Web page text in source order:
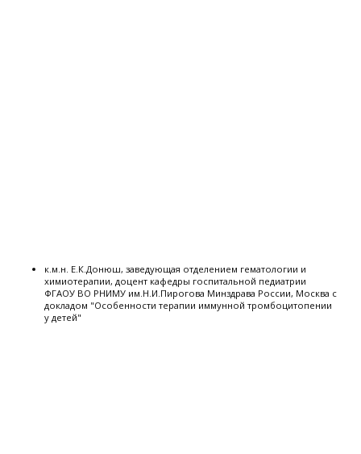
к.м.н. Е.К.Донюш, заведующая отделением гематологии и
химиотерапии, доцент кафедры госпитальной педиатрии
ФГАОУ ВО РНИМУ им.Н.И.Пирогова Минздрава России, Москва с
докладом "Особенности терапии иммунной тромбоцитопении
у детей"